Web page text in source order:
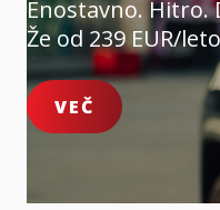
Enostavno. Hitro.
Že od 239 EUR/
VEČ